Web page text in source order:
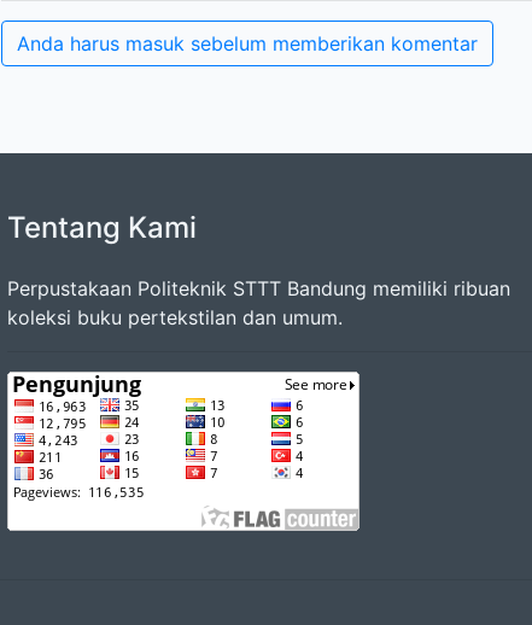
Anda harus masuk sebelum memberikan komentar
Tentang Kami
Perpustakaan Politeknik STTT Bandung memiliki ribuan
koleksi buku pertekstilan dan umum.